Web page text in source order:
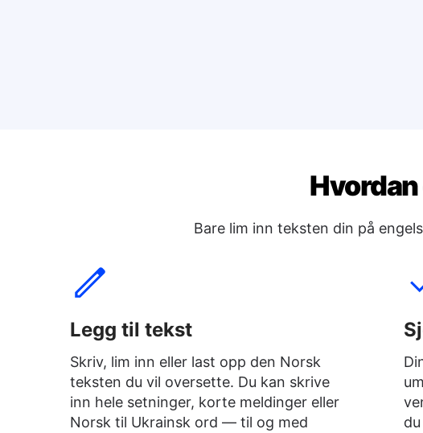
Bare lim inn teksten din på
Legg til tekst
Skriv, lim inn eller last opp den Norsk
teksten du vil oversette. Du kan skrive
inn hele setninger, korte meldinger eller
Norsk til Ukrainsk ord — til og med